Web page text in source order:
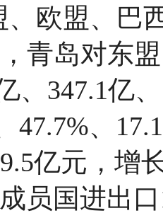
、欧盟、巴
青岛对东
、347.1亿
47.7%、
亿元，增
员国进出